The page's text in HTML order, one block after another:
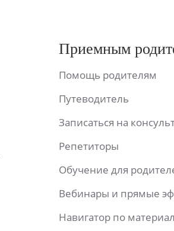
Приемным
Помощь родителям
Путеводитель
Записаться на
Репетиторы
Обучение для
Вебинары и прямые
Навигатор по